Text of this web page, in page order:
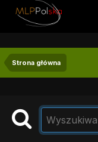
Strona główna